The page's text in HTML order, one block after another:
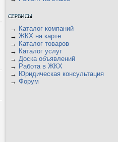
→ Каталог компаний
→ ЖКХ на карте
→ Каталог товаров
→ Каталог услуг
→ Доска объявлений
→ Работа в ЖКХ
→ Юридическая консультация
→ Форум